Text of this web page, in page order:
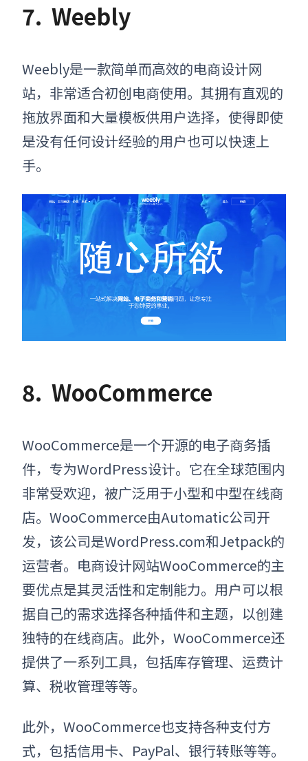
7. Weebly
Weebly是一款简单而高效的电商设计网
站，非常适合初创电商使用。其拥有直观的
拖放界面和大量模板供用户选择，使得即使
是没有任何设计经验的用户也可以快速上
手。
8. WooCommerce
WooCommerce是一个开源的电子商务插
件，专为WordPress设计。它在全球范围内
非常受欢迎，被广泛用于小型和中型在线商
店。WooCommerce由Automatic公司开
发，该公司是WordPress.com和Jetpack的
运营者。电商设计网站WooCommerce的主
要优点是其灵活性和定制能力。用户可以根
据自己的需求选择各种插件和主题，以创建
独特的在线商店。此外，WooCommerce还
提供了一系列工具，包括库存管理、运费计
算、税收管理等等。
此外，WooCommerce也支持各种支付方
式，包括信用卡、PayPal、银行转账等等。